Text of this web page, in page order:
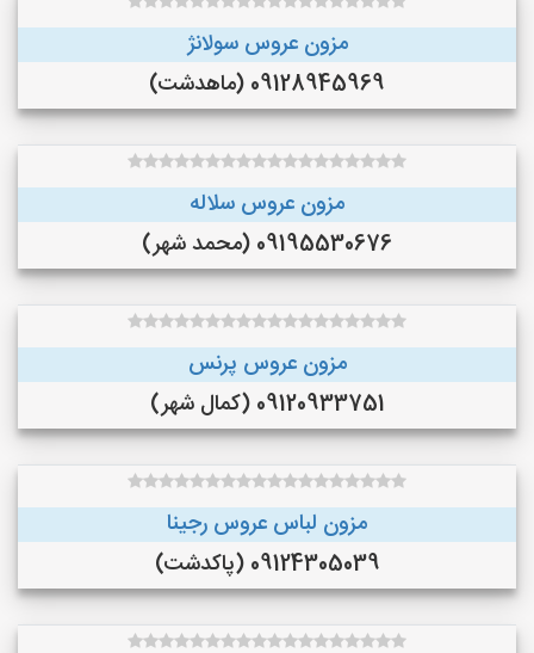
مزون عروس سولانژ
09128945969 (ماهدشت)
مزون عروس سلاله
09195530676 (محمد شهر)
مزون عروس پرنس
09120933751 (کمال شهر)
مزون لباس عروس رجینا
09124305039 (پاکدشت)